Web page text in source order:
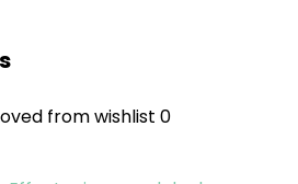
from wishlist 0